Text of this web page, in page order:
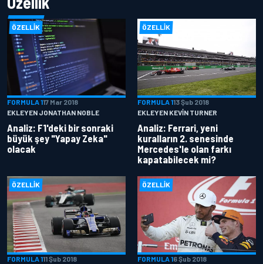
ÖZELLIK
FORMULA 117 Mar 2018
EKLEYEN JONATHAN NOBLE
Analiz: F1'deki bir sonraki
büyük şey "Yapay Zeka"
olacak
ÖZELLIK
FORMULA 113 Şub 2018
EKLEYEN KEVIN TURNER
Analiz: Ferrari, yeni
kuralların 2. senesinde
Mercedes'le olan farkı
kapatabilecek mi?
ÖZELLIK
FORMULA 111 Şub 2018
ÖZELLIK
FORMULA 16 Şub 2018